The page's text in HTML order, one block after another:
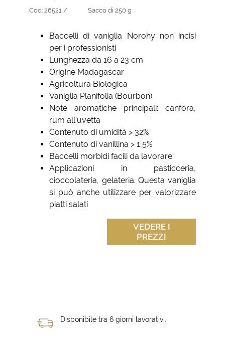
Cod: 26521 / Sacco di 250 g
Baccelli di vaniglia Norohy non incisi
per i professionisti
Lunghezza da 16 a 23 cm
Origine Madagascar
Agricoltura Biologica
Vaniglia Planifolia (Bourbon)
Note aromatiche principali: canfora,
rum all’uvetta
Contenuto di umidità > 32%
Contenuto di vanillina > 1,5%
Baccelli morbidi facili da lavorare
Applicazioni in pasticceria,
cioccolateria, gelateria. Questa vaniglia
si può anche utilizzare per valorizzare
piatti salati
VEDERE I
PREZZI
Disponibile tra 6 giorni lavorativi.